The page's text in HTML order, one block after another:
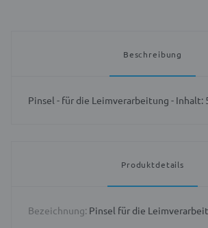
Beschreibung
Pinsel - für die Leimverarbeitung - Inhalt:
Produktdetails
Bezeichnung: Pinsel für die